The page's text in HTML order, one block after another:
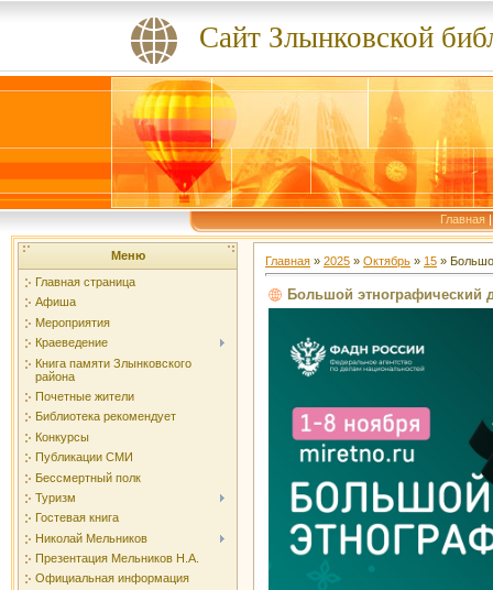
Сайт Злынковской
Главная
Меню
Главная страница
Афиша
Мероприятия
Краеведение
Книга памяти Злынковского
района
Почетные жители
Библиотека рекомендует
Конкурсы
Публикации СМИ
Бессмертный полк
Туризм
Гостевая книга
Николай Мельников
Презентация Мельников Н.А.
Официальная информация
Главная » 2025 » Октябрь » 15 »
Большой этнографический